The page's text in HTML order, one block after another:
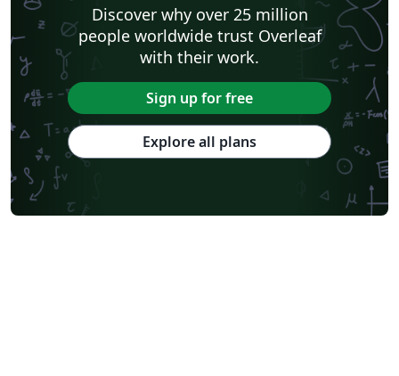
Discover why over 25 million
people worldwide trust Overleaf
with their work.
Sign up for free
Explore all plans